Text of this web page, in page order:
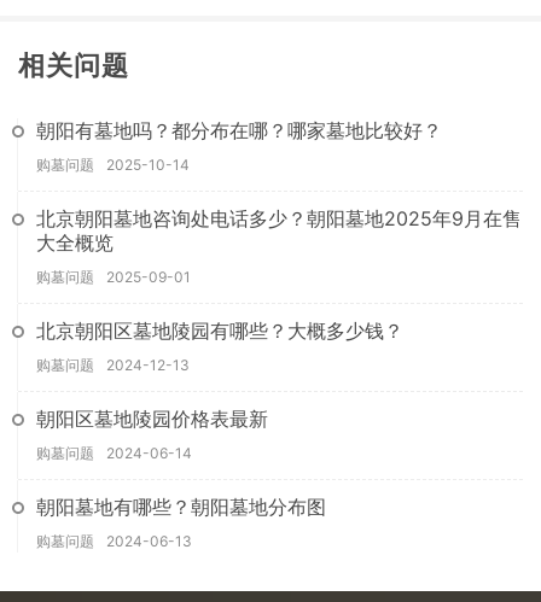
相关问题
朝阳有墓地吗？都分布在哪？哪家墓地比较好？
购墓问题 2025-10-14
北京朝阳墓地咨询处电话多少？朝阳墓地2025年9月在售
大全概览
购墓问题 2025-09-01
北京朝阳区墓地陵园有哪些？大概多少钱？
购墓问题 2024-12-13
朝阳区墓地陵园价格表最新
购墓问题 2024-06-14
朝阳墓地有哪些？朝阳墓地分布图
购墓问题 2024-06-13